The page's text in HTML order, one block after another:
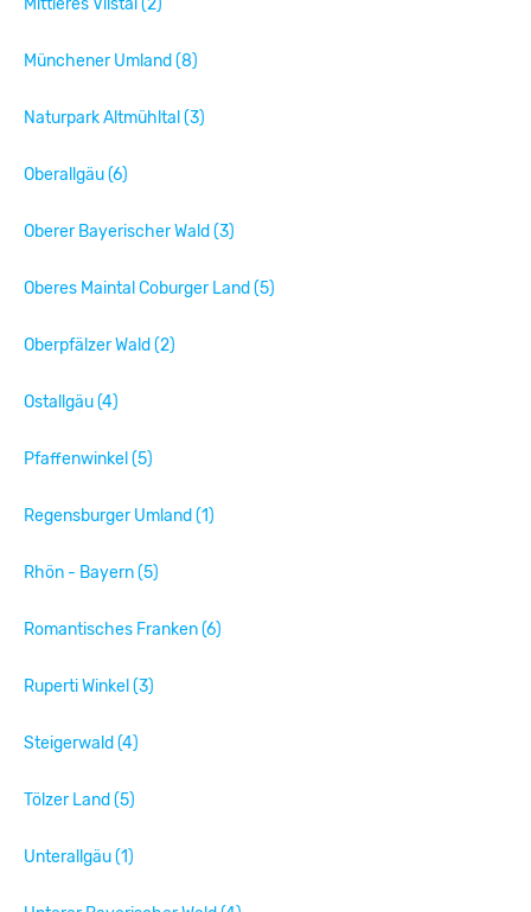
Münchener Umland (8)
Naturpark Altmühltal (3)
Oberallgäu (6)
Oberer Bayerischer Wald (3)
Oberes Maintal Coburger Land (5)
Oberpfälzer Wald (2)
Ostallgäu (4)
Pfaffenwinkel (5)
Regensburger Umland (1)
Rhön - Bayern (5)
Romantisches Franken (6)
Ruperti Winkel (3)
Steigerwald (4)
Tölzer Land (5)
Unterallgäu (1)